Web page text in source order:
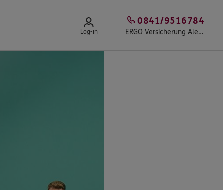
Log-in ERGO Versicherung Alexander Stürz
0841/9516784